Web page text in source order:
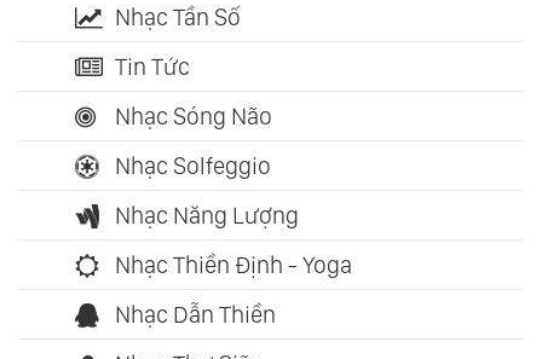
Nhạc Tần Số
Tin Tức
Nhạc Sóng Não
Nhạc Solfeggio
Nhạc Năng Lượng
Nhạc Thiền Định - Yoga
Nhạc Dẫn Thiền